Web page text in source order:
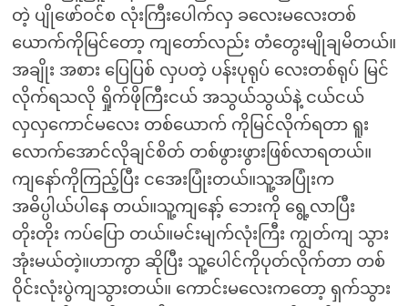
တဲ့ ပျိုဖော်ဝင်စ လုံးကြီးပေါက်လှ ခလေးမလေးတစ်
ယောက်ကိုမြင်တော့ ကျတော်လည်း တံတွေးမျိုချမိတယ်။
အချိုး အစား ပြေပြစ် လှပတဲ့ ပန်းပုရုပ် လေးတစ်ရုပ် မြင်
လိုက်ရသလို ရှိုက်ဖိုကြီးငယ် အသွယ်သွယ်နဲ့ ငယ်ငယ်
လှလှကောင်မလေး တစ်ယောက် ကိုမြင်လိုက်ရတာ ရူး
လောက်အောင်လိုချင်စိတ် တစ်ဖွားဖွားဖြစ်လာရတယ်။
ကျနော်ကိုကြည့်ပြီး ငအေးပြုံးတယ်။သူ့အပြုံးက
အဓိပ္ပါယ်ပါနေ တယ်။သူ့ကျနော့် ဘေးကို ရွေ့လာပြီး
တိုးတိုး ကပ်ပြော တယ်။မင်းမျက်လုံးကြီး ကျွတ်ကျ သွား
အုံးမယ်တဲ့။ဟာကွာ ဆိုပြီး သူ့ပေါင်ကိုပုတ်လိုက်တာ တစ်
ဝိုင်းလုံးပွဲကျသွားတယ်။ ကောင်းမလေးကတော့ ရှက်သွား